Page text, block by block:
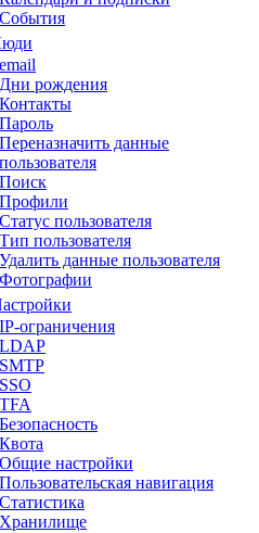
События
email
Дни рождения
Контакты
Пароль
Переназначить данные
пользователя
Поиск
Профили
Статус пользователя
Тип пользователя
Удалить данные пользователя
Фотографии
IP-ограничения
LDAP
SMTP
SSO
TFA
Безопасность
Квота
Общие настройки
Пользовательская навигация
Статистика
Хранилище